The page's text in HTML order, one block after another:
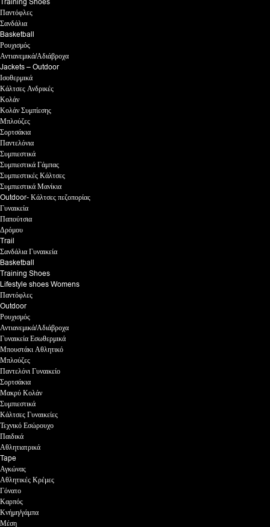
Παντόφλες
Σανδάλια
Basketball
Ρουχισμός
Αντιανεμικά/Αδιάβροχα
Jackets – Outdoor
Ισοθερμικά
Κάλτσες Ανδρικές
Κολάν
Κολάν Συμπίεσης
Μπλούζες
Σορτσάκια
Παντελόνια
Συμπιεστικά
Συμπιεστικά Γάμπας
Συμπιεστικές Κάλτσες
Συμπιεστικά Μανίκια
Outdoor- Κάλτσες πεζοπορίας
Γυναικεία
Παπούτσια
Δρόμου
Trail
Σανδάλια Γυναικεία
Basketball
Training Shoes
Lifestyle shoes Womens
Παντόφλες
Outdoor
Ρουχισμός
Αντιανεμικά/Αδιάβροχα
Γυναικεία Εσωθερμικά
Μπουστάκι Αθλητικό
Μπλούζες
Παντελόνι Γυναικείο
Σορτσάκια
Μακρύ Κολάν
Συμπιεστικά
Κάλτσες Γυναικείες
Τεχνικό Εσώρουχο
Παιδικά
Αθλητιατρικά
Tape
Αγκώνας
Αθλητικές Κρέμες
Γόνατο
Καρπός
Κνήμη/γάμπα
Μέση